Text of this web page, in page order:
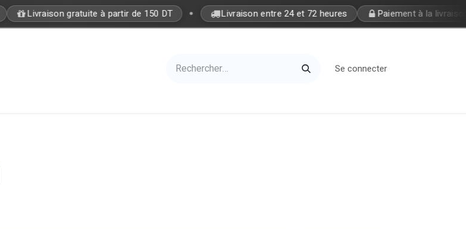
Livraison gratuite à partir de 150 DT • Livraison entre 24 et 72 heures Paiement à la livraison
Se connecter